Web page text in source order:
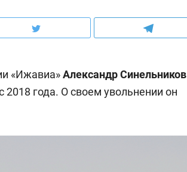
«Ижавиа»Александр Синельников
2018 года. О своем увольнении он